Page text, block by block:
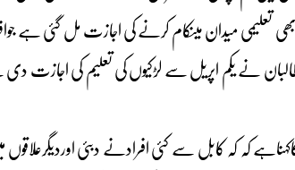
میدان میںکام کرنے کی اجازت مل گئی ہے
نے یکم اپریل سے لڑکیوں کی تعلیم کی اجازت
کہ کہ کابل سے کئی افرادنے دبئی